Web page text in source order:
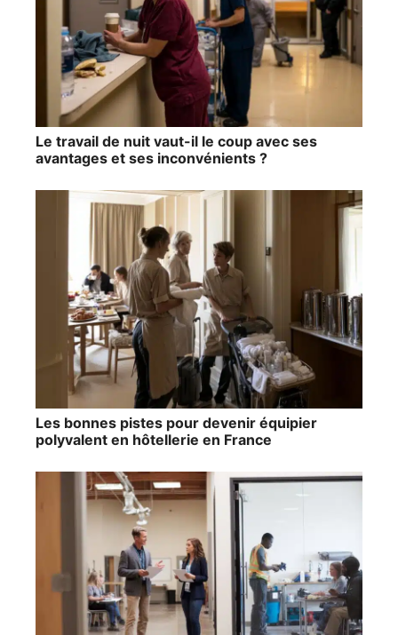
Le travail de nuit vaut-il le coup avec ses
avantages et ses inconvénients ?
Les bonnes pistes pour devenir équipier
polyvalent en hôtellerie en France